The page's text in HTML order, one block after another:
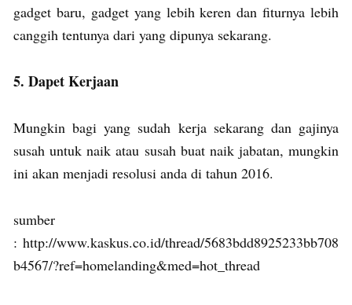
gadget baru, gadget yang lebih keren dan fiturnya lebih
canggih tentunya dari yang dipunya sekarang.
5. Dapet Kerjaan
Mungkin bagi yang sudah kerja sekarang dan gajinya
susah untuk naik atau susah buat naik jabatan, mungkin
ini akan menjadi resolusi anda di tahun 2016.
sumber
: http://www.kaskus.co.id/thread/5683bdd8925233bb708
b4567/?ref=homelanding&med=hot_thread